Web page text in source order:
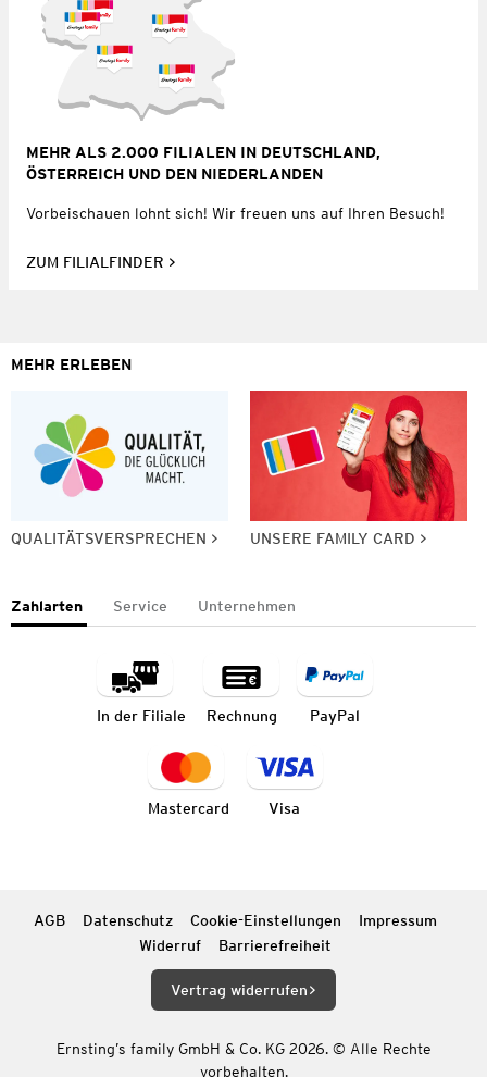
MEHR ALS 2.000 FILIALEN IN DEUTSCHLAND,
ÖSTERREICH UND DEN NIEDERLANDEN
Vorbeischauen lohnt sich! Wir freuen uns auf Ihren Besuch!
ZUM FILIALFINDER
MEHR ERLEBEN
QUALITÄTSVERSPRECHEN UNSERE FAMILY CARD
Zahlarten Service Unternehmen
In der Filiale Rechnung PayPal
Mastercard Visa
AGB Datenschutz Cookie-Einstellungen
Impressum
Widerruf
Barrierefreiheit
Vertrag widerrufen
Ernsting’s family GmbH & Co. KG 2026. © Alle Rechte
vorbehalten.